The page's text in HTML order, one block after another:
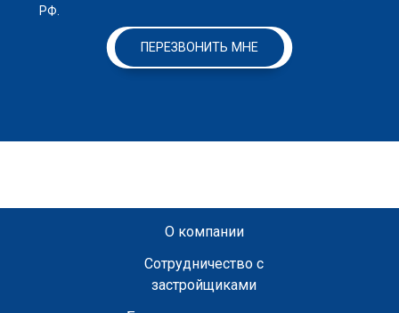
РФ.
ПЕРЕЗВОНИТЬ МНЕ
О компании
Сотрудничество с
застройщиками